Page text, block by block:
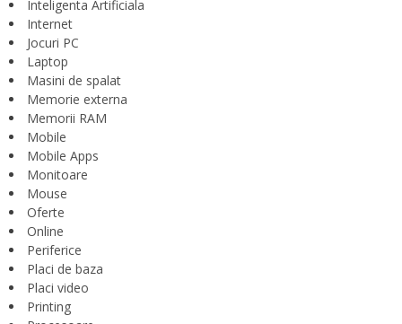
Inteligenta Artificiala
Internet
Jocuri PC
Laptop
Masini de spalat
Memorie externa
Memorii RAM
Mobile
Mobile Apps
Monitoare
Mouse
Oferte
Online
Periferice
Placi de baza
Placi video
Printing